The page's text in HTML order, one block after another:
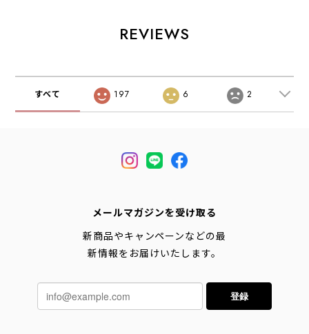
REVIEWS
すべて 197 6 2
メールマガジンを受け取る
新商品やキャンペーンなどの最
新情報をお届けいたします。
登録